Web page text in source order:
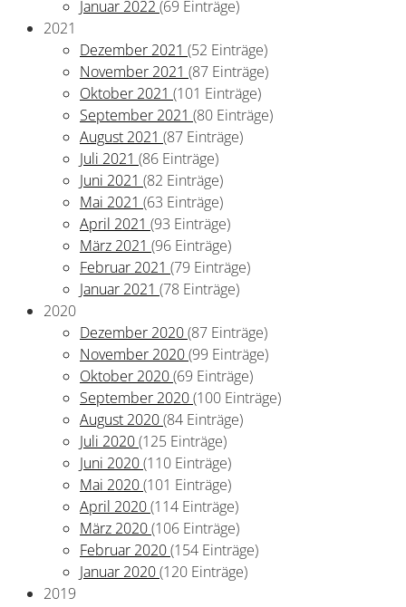
Januar 2022 (69 Einträge)
2021
Dezember 2021 (52 Einträge)
November 2021 (87 Einträge)
Oktober 2021 (101 Einträge)
September 2021 (80 Einträge)
August 2021 (87 Einträge)
Juli 2021 (86 Einträge)
Juni 2021 (82 Einträge)
Mai 2021 (63 Einträge)
April 2021 (93 Einträge)
März 2021 (96 Einträge)
Februar 2021 (79 Einträge)
Januar 2021 (78 Einträge)
2020
Dezember 2020(87 Einträge)
November 2020(99 Einträge)
Oktober 2020(69 Einträge)
September 2020(100 Einträge)
August 2020(84 Einträge)
Juli 2020(125 Einträge)
Juni 2020(110 Einträge)
Mai 2020(101 Einträge)
April 2020(114 Einträge)
März 2020(106 Einträge)
Februar 2020(154 Einträge)
Januar 2020(120 Einträge)
2019